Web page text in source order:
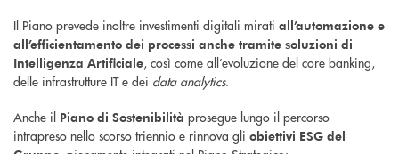
Il Piano prevede inoltre investimenti digitali mirati all’automazione e
all’efficientamento dei processi anche tramite soluzioni di
Intelligenza Artificiale, così come all’evoluzione del core banking,
delle infrastrutture IT e dei data analytics.
Anche il Piano di Sostenibilità prosegue lungo il percorso
intrapreso nello scorso triennio e rinnova gli obiettivi ESG del